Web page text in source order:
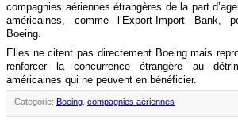
compagnies aériennes étrangères de la part
américaines, comme l’Export-Import Bank,
Boeing.
Elles ne citent pas directement Boeing mais
renforcer la concurrence étrangère au
américaines qui ne peuvent en bénéficier.
Categorie: Boeing compagnies aériennes